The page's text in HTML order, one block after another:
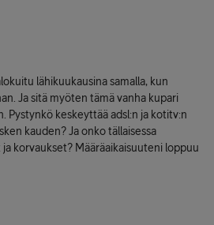
lähikuukausina samalla, kun
Ja sitä myöten tämä vanha kupari
Pystynkö keskeyttää adsl:n ja kotitv:n
kauden? Ja onko tällaisessa
korvaukset? Määräaikaisuuteni loppuu